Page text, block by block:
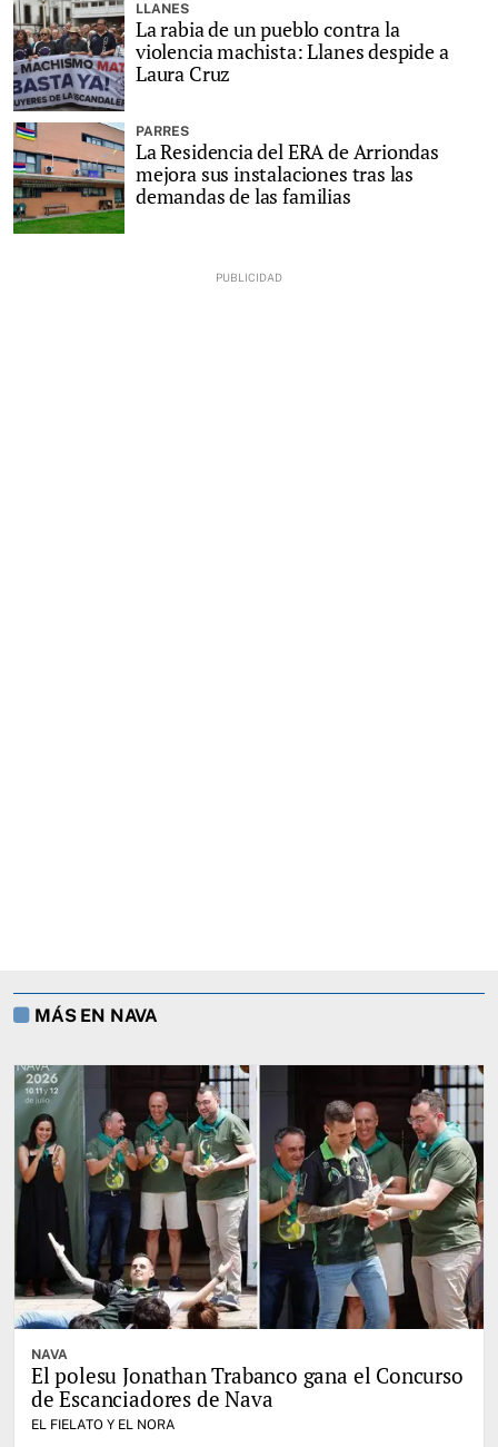
LLANES
La rabia de un pueblo contra la
violencia machista: Llanes despide a
Laura Cruz
PARRES
La Residencia del ERA de Arriondas
mejora sus instalaciones tras las
demandas de las familias
MÁS EN NAVA
NAVA
El polesu Jonathan Trabanco gana el Concurso
de Escanciadores de Nava
EL FIELATO Y EL NORA